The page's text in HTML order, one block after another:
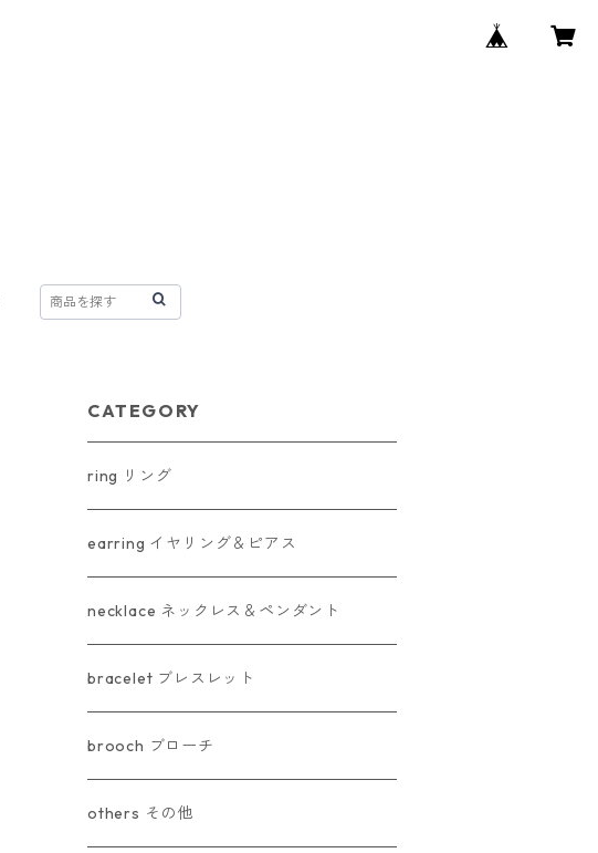
CATEGORY
ring リング
earring イヤリング＆ピアス
necklace ネックレス＆ペンダント
bracelet ブレスレット
brooch ブローチ
others その他